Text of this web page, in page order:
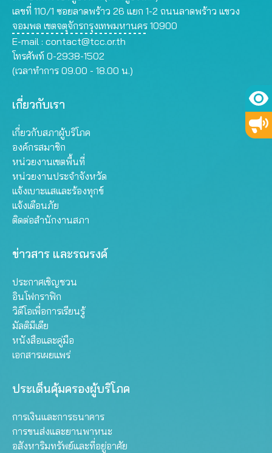
เลขที่ 110/1 ซอยลาดพร้าว 26 แยก 1-2 ถนนลาดพร้าว แขวง
จอมพล เขตจตุจักรกรุงเทพมหานคร 10900
E-mail : contact@tcc.or.th
โทรศัพท์ 0-2938-1502
(เวลาทำการ 09.00 - 18.00 น.)
เกี่ยวกับเรา
เกี่ยวกับสภาผู้บริโภค
องค์กรสมาชิก
หน่วยงานเขตพื้นที่
หน่วยงานประจำจังหวัด
แจ้งเบาะแสและร้องทุกข์
แจ้งเตือนภัย
ติดต่อสำนักงานสภา
ข่าวสาร และรณรงค์
ประกาศเชิญชวน
อินโฟกราฟิก
วิดีโอเพื่อการเรียนรู้
มัลติมีเดีย
หนังสือและคู่มือ
เอกสารเผยแพร่
ประเด็นคุ้มครองผู้บริโภค
การเงินและการธนาคาร
การขนส่งและยานพาหนะ
อสังหาริมทรัพย์และที่อยู่อาศัย